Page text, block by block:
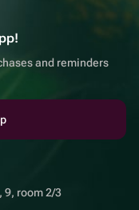
and reminders
9, room 2/3